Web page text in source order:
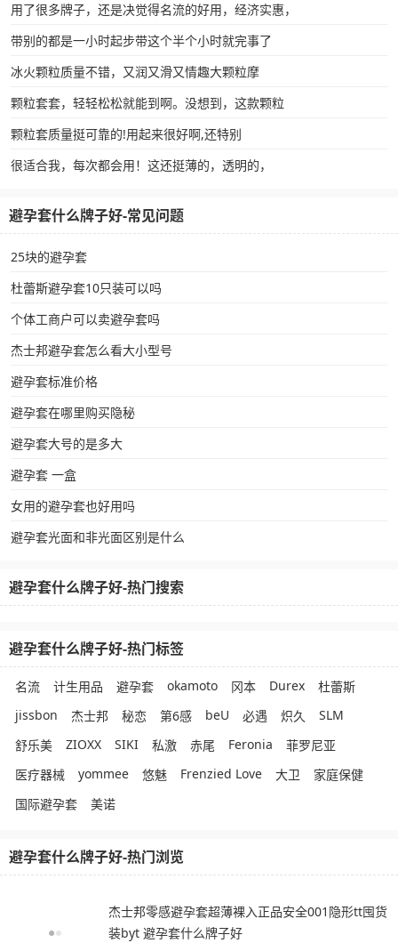
用了很多牌子，还是决觉得名流的好用，经济实惠，
带别的都是一小时起步带这个半个小时就完事了
冰火颗粒质量不错，又润又滑又情趣大颗粒摩
颗粒套套，轻轻松松就能到啊。没想到，这款颗粒
颗粒套质量挺可靠的!用起来很好啊,还特别
很适合我，每次都会用！这还挺薄的，透明的，
避孕套什么牌子好-常见问题
25块的避孕套
杜蕾斯避孕套10只装可以吗
个体工商户可以卖避孕套吗
杰士邦避孕套怎么看大小型号
避孕套标准价格
避孕套在哪里购买隐秘
避孕套大号的是多大
避孕套 一盒
女用的避孕套也好用吗
避孕套光面和非光面区别是什么
避孕套什么牌子好-热门搜索
避孕套什么牌子好-热门标签
名流 计生用品 避孕套 okamoto 冈本 Durex
杜蕾斯
jissbon
杰士邦 秘恋 第6感 beU 必遇 炽久
SLM
舒乐美
ZIOXX SIKI 私激 赤尾 Feronia
菲罗尼亚
医疗器械
yommee 悠魅 Frenzied Love 大卫
家庭保健
国际避孕套
美诺
避孕套什么牌子好-热门浏览
杰士邦零感避孕套超薄裸入正品安全001隐形tt囤货
装byt 避孕套什么牌子好